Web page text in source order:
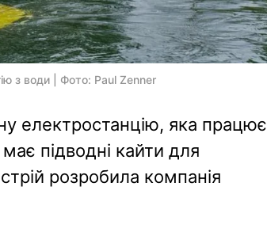
з води | Фото: Paul Zenner
електростанцію, яка працює
підводні кайти для
розробила компанія